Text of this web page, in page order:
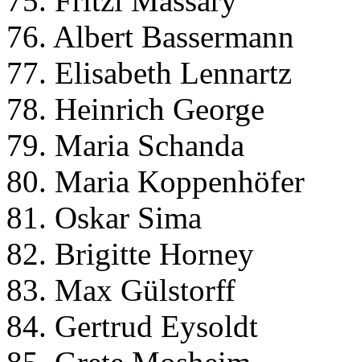
76. Albert Bassermann
77. Elisabeth Lennartz
78. Heinrich George
79. Maria Schanda
80. Maria Koppenhöfer
81. Oskar Sima
82. Brigitte Horney
83. Max Gülstorff
84. Gertrud Eysoldt